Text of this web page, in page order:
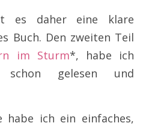
es daher eine klare
Buch. Den zweiten Teil
im Sturm*, habe ich
schon gelesen und
habe ich ein einfaches,